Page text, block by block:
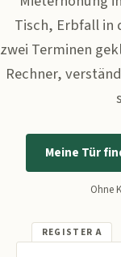
Tisch, Erbfall in
zwei Terminen
Rechner,
Meine Tür
Ohne